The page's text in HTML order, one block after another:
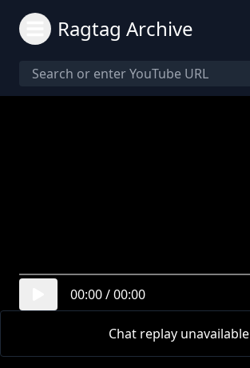
Ragtag Archive
00:00/00:00
Chat replay unavailable